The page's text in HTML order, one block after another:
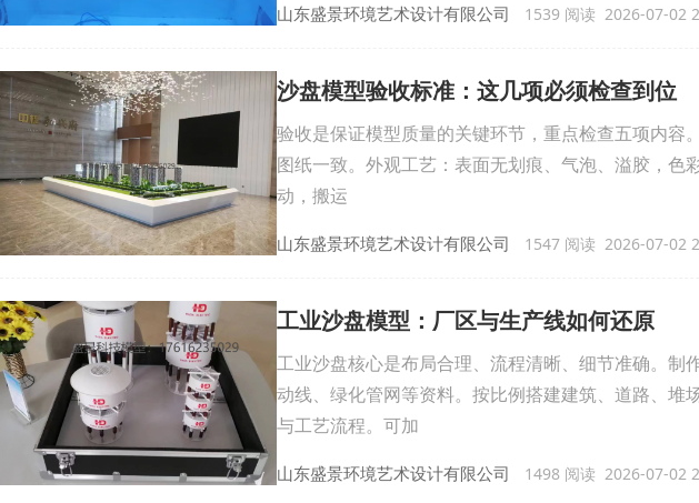
山东盛景环境艺术设计有限公司 1539 阅读 2026-07-02
沙盘模型验收标准：这几项必须检查到位
验收是保证模型质量的关键环节，重点检查五项内
图纸一致。外观工艺：表面无划痕、气泡、溢胶，
动，搬运
山东盛景环境艺术设计有限公司 1547 阅读 2026-07-02
工业沙盘模型：厂区与生产线如何还原
工业沙盘核心是布局合理、流程清晰、细节准确。
动线、绿化管网等资料。按比例搭建建筑、道路、
与工艺流程。可加
山东盛景环境艺术设计有限公司 1498 阅读 2026-07-02